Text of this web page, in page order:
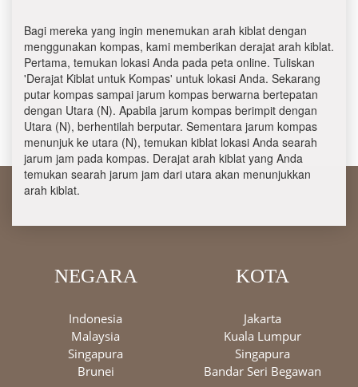
Bagi mereka yang ingin menemukan arah kiblat dengan
menggunakan kompas, kami memberikan derajat arah kiblat.
Pertama, temukan lokasi Anda pada peta online. Tuliskan
'Derajat Kiblat untuk Kompas' untuk lokasi Anda. Sekarang
putar kompas sampai jarum kompas berwarna bertepatan
dengan Utara (N). Apabila jarum kompas berimpit dengan
Utara (N), berhentilah berputar. Sementara jarum kompas
menunjuk ke utara (N), temukan kiblat lokasi Anda searah
jarum jam pada kompas. Derajat arah kiblat yang Anda
temukan searah jarum jam dari utara akan menunjukkan
arah kiblat.
NEGARA
Indonesia
Malaysia
Singapura
Brunei
KOTA
Jakarta
Kuala Lumpur
Singapura
Bandar Seri Begawan